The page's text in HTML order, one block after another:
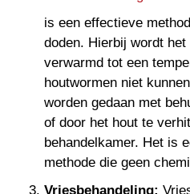
is een effectieve
doden. Hierbij wordt
verwarmd tot een
houtwormen niet
worden gedaan met
of door het hout te
behandelkamer. Het is
methode die geen
Vriesbehandeling: